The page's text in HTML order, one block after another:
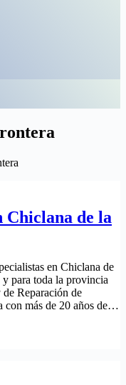
Chiclana de la
en Chiclana de
para toda la provincia
Reparación de
con más de 20 años de…